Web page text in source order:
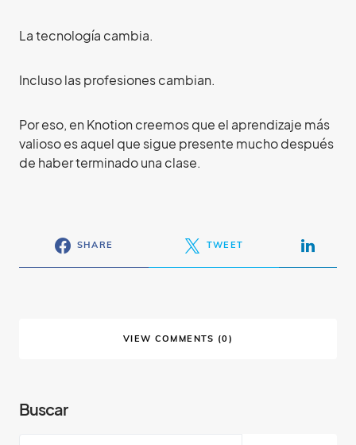
La tecnología cambia.
Incluso las profesiones cambian.
Por eso, en Knotion creemos que el aprendizaje más
valioso es aquel que sigue presente mucho después
de haber terminado una clase.
SHARE TWEET
VIEW COMMENTS (0)
Buscar